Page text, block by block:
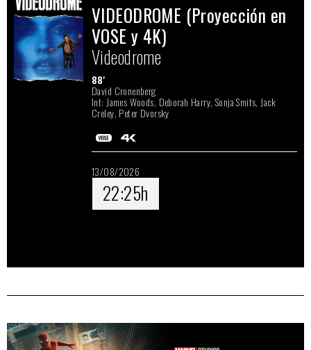
VIDEODROME (Proyección en
VOSE y 4K)
Videodrome
88'
David Cronenberg
Int: James Woods, Deborah Harry, Sonja Smits, Jack
Creley, Peter Dvorsky
13/08/2026
22:25h